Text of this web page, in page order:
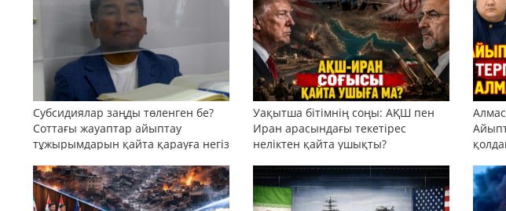
Субсидиялар заңды төленген бе?
Соттағы жауаптар айыптау
тұжырымдарын қайта қарауға негіз
Уақытша бітімнің соңы: АҚШ пен
Иран арасындағы текетірес
неліктен қайта ушықты?